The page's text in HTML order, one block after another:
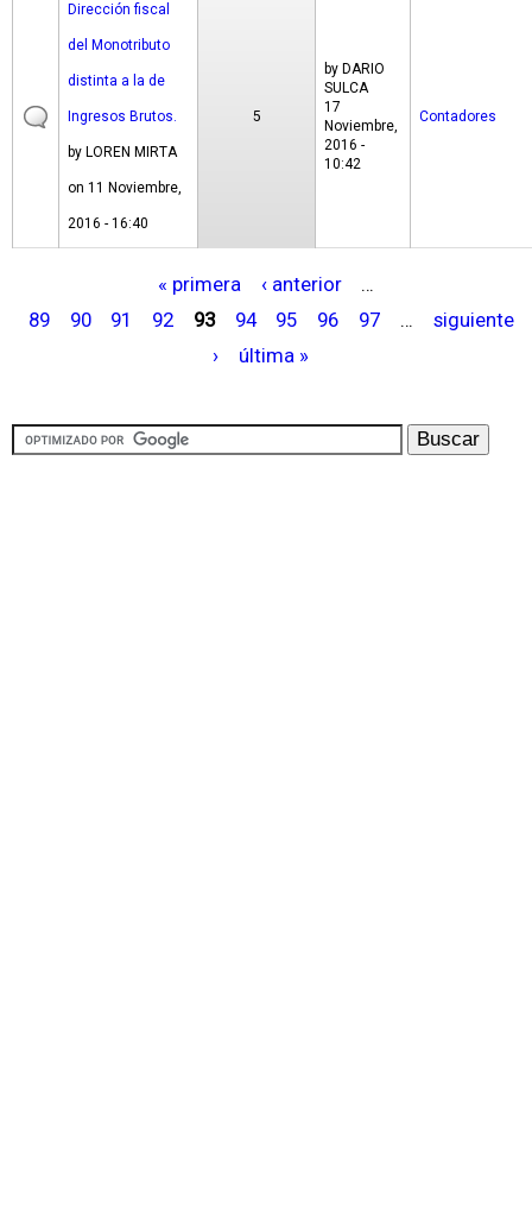
Dirección fiscal
del Monotributo
distinta a la de
Ingresos Brutos.
by LOREN MIRTA
on 11 Noviembre,
2016 - 16:40
5
by DARIO
SULCA
17
Noviembre,
2016 -
10:42
Contadores
P
i
n
« primera ‹ anterior
…
89
90 91 92 93 94 95 96 97 …
siguiente
›
última »